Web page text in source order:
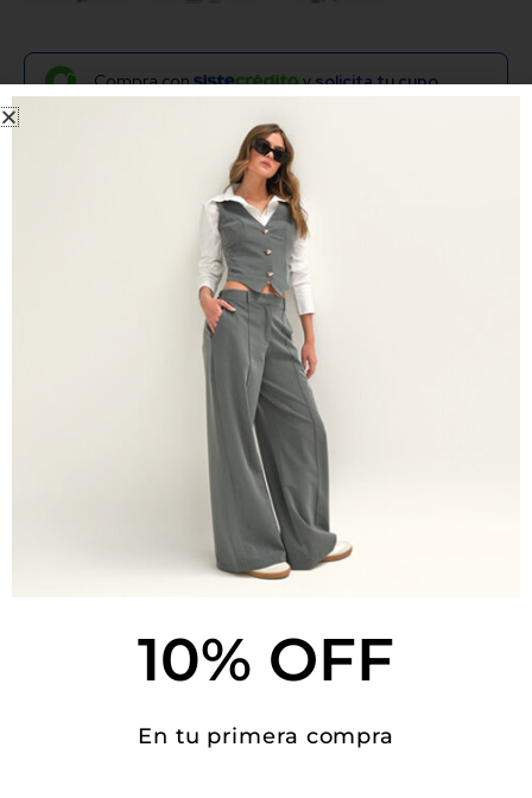
Compra con ysolicita tu cupo.
vestido corto licrado nudo
delantero negro
Vestido corto ajustado al cuerpo en tela licrada y manga
larga. Escote con cruce y entorchado sobre cuello. Su
cremallera invisible va a lo largo de la espalda. Tipo de
tela apta para clima frio o cálido, perfecto para uso
formal e informal. Manufactura 100% Colombia.
Envíos y tiempos de entrega
Observaciones
Tallas y medidas
10% OFF
En tu primera compra